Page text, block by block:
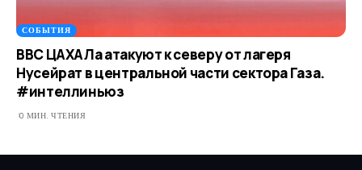
СОБЫТИЯ
ВВС ЦАХАЛа атакуют к северу от лагеря
Нусейрат в центральной части сектора Газа.
#интеллиньюз
0 МИН. ЧТЕНИЯ